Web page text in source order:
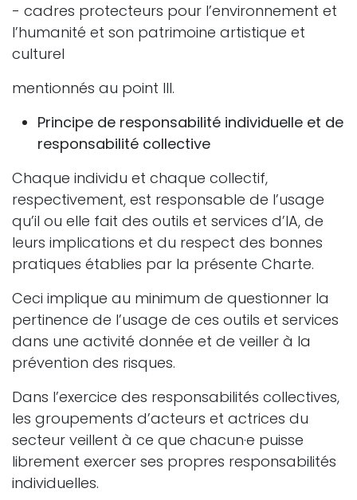
- cadres protecteurs pour l’environnement et
l’humanité et son patrimoine artistique et
culturel
mentionnés au point III.
Principe de responsabilité individuelle et de
responsabilité collective
Chaque individu et chaque collectif,
respectivement, est responsable de l’usage
qu’il ou elle fait des outils et services d’IA, de
leurs implications et du respect des bonnes
pratiques établies par la présente Charte.
Ceci implique au minimum de questionner la
pertinence de l’usage de ces outils et services
dans une activité donnée et de veiller à la
prévention des risques.
Dans l’exercice des responsabilités collectives,
les groupements d’acteurs et actrices du
secteur veillent à ce que chacun·e puisse
librement exercer ses propres responsabilités
individuelles.